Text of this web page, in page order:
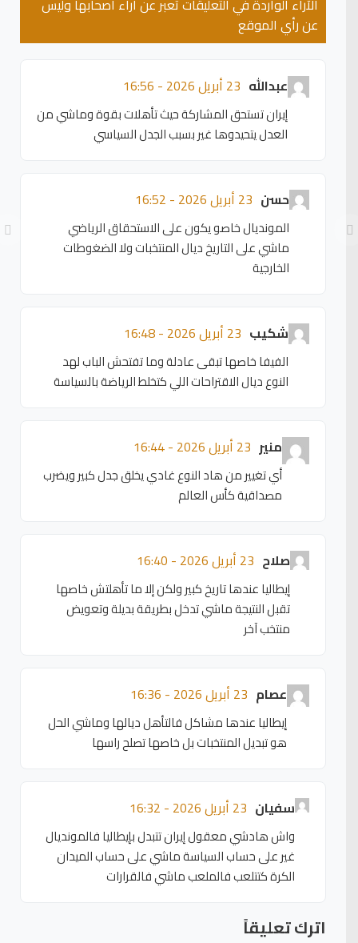
عن رأي الموقع
عبدالله 23 أبريل 2026 - 16:56
إيران تستحق المشاركة حيث تأهلات بقوة وماشي من
العدل يتحيدوها غير بسبب الجدل السياسي
حسن 23 أبريل 2026 - 16:52
المونديال خاصو يكون على الاستحقاق الرياضي
ماشي على التاريخ ديال المنتخبات ولا الضغوطات
الخارجية
شكيب 23 أبريل 2026 - 16:48
الفيفا خاصها تبقى عادلة وما تفتحش الباب لهد
النوع ديال الاقتراحات اللي كتخلط الرياضة بالسياسة
منير 23 أبريل 2026 - 16:44
أي تغيير من هاد النوع غادي يخلق جدل كبير ويضرب
مصداقية كأس العالم
صلاح 23 أبريل 2026 - 16:40
إيطاليا عندها تاريخ كبير ولكن إلا ما تأهلتش خاصها
تقبل النتيجة ماشي تدخل بطريقة بديلة وتعويض
منتخب آخر
عصام 23 أبريل 2026 - 16:36
إيطاليا عندها مشاكل فالتأهل ديالها وماشي الحل
هو تبديل المنتخبات بل خاصها تصلح راسها
سفيان 23 أبريل 2026 - 16:32
واش هادشي معقول إيران تتبدل بإيطاليا فالمونديال
غير على حساب السياسة ماشي على حساب الميدان
الكرة كتتلعب فالملعب ماشي فالقرارات
اترك تعليقاً